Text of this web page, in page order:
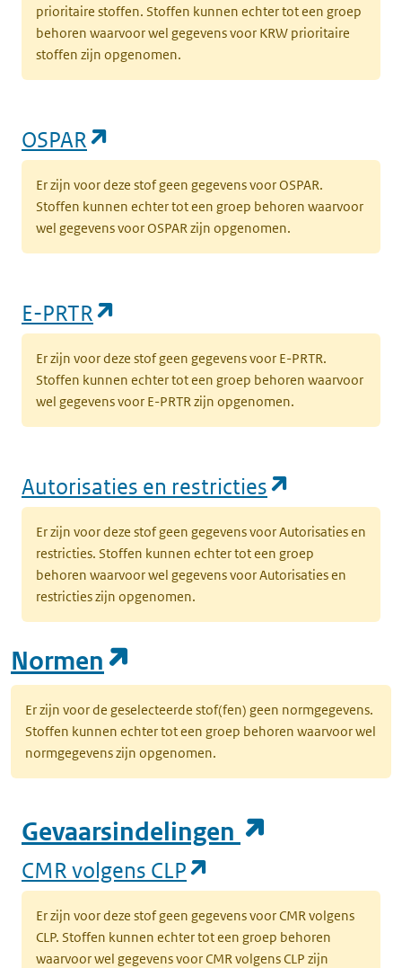
prioritaire stoffen. Stoffen kunnen echter tot een groep
behoren waarvoor wel gegevens voor KRW prioritaire
stoffen zijn opgenomen.
OSPAR
Er zijn voor deze stof geen gegevens voor OSPAR.
Stoffen kunnen echter tot een groep behoren waarvoor
wel gegevens voor OSPAR zijn opgenomen.
E-PRTR
Er zijn voor deze stof geen gegevens voor E-PRTR.
Stoffen kunnen echter tot een groep behoren waarvoor
wel gegevens voor E-PRTR zijn opgenomen.
Autorisaties en restricties
Er zijn voor deze stof geen gegevens voor Autorisaties en
restricties. Stoffen kunnen echter tot een groep
behoren waarvoor wel gegevens voor Autorisaties en
restricties zijn opgenomen.
Normen
Er zijn voor de geselecteerde stof(fen) geen normgegevens.
Stoffen kunnen echter tot een groep behoren waarvoor wel
normgegevens zijn opgenomen.
Gevaarsindelingen
CMR volgens CLP
Er zijn voor deze stof geen gegevens voor CMR volgens
CLP. Stoffen kunnen echter tot een groep behoren
waarvoor wel gegevens voor CMR volgens CLP zijn